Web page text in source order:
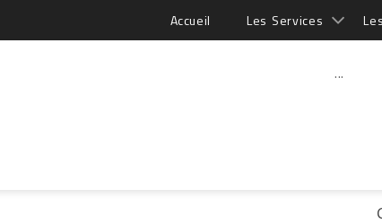
Accueil Les Services
...